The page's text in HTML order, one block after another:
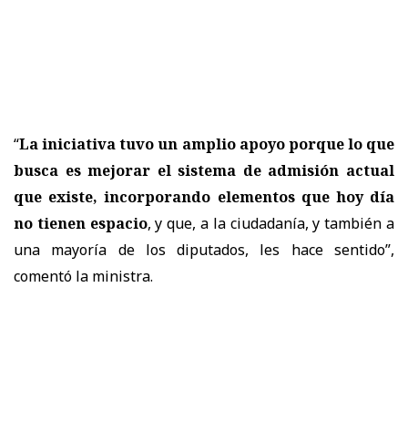
“La iniciativa tuvo un amplio apoyo porque lo que
busca es mejorar el sistema de admisión actual
que existe, incorporando elementos que hoy día
no tienen espacio, y que, a la ciudadanía, y también a
una mayoría de los diputados, les hace sentido”,
comentó la ministra.